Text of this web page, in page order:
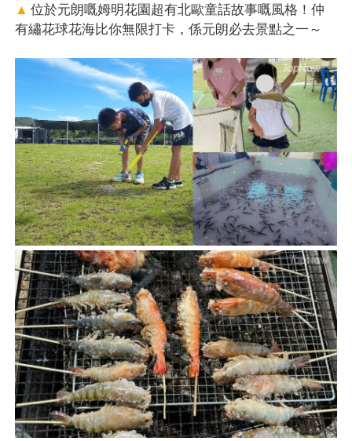
▲ 位於元朗嘅姆明花園超有北歐童話故事嘅風格！仲
有繡花球花海比你無限打卡，係元朗必去景點之一～